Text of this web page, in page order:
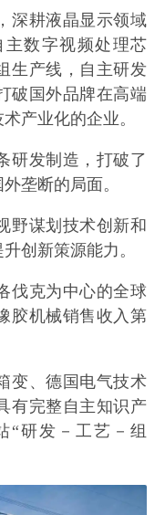
深耕液晶显示领域
数字视频处理芯
生产线，自主研发
破国外品牌在高端
产业化的企业。
研发制造，打破了
垄断的局面。
野谋划技术创新和
创新策源能力。
伐克为中心的全球
胶机械销售收入第
变、德国电气技术
有完整自主知识产
“研发－工艺－组